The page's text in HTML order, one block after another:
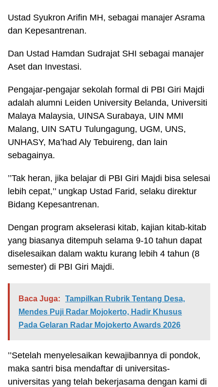
Ustad Syukron Arifin MH, sebagai manajer Asrama
dan Kepesantrenan.
Dan Ustad Hamdan Sudrajat SHI sebagai manajer
Aset dan Investasi.
Pengajar-pengajar sekolah formal di PBI Giri Majdi
adalah alumni Leiden University Belanda, Universiti
Malaya Malaysia, UINSA Surabaya, UIN MMI
Malang, UIN SATU Tulungagung, UGM, UNS,
UNHASY, Ma’had Aly Tebuireng, dan lain
sebagainya.
’’Tak heran, jika belajar di PBI Giri Majdi bisa selesai
lebih cepat,’’ ungkap Ustad Farid, selaku direktur
Bidang Kepesantrenan.
Dengan program akselerasi kitab, kajian kitab-kitab
yang biasanya ditempuh selama 9-10 tahun dapat
diselesaikan dalam waktu kurang lebih 4 tahun (8
semester) di PBI Giri Majdi.
Baca Juga:
Tampilkan Rubrik Tentang Desa,
Mendes Puji Radar Mojokerto, Hadir Khusus
Pada Gelaran Radar Mojokerto Awards 2026
’’Setelah menyelesaikan kewajibannya di pondok,
maka santri bisa mendaftar di universitas-
universitas yang telah bekerjasama dengan kami di